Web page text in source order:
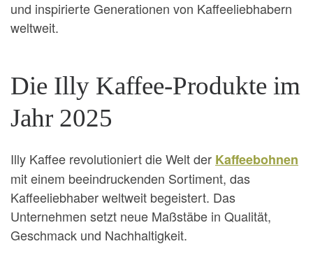
und inspirierte Generationen von Kaffeeliebhabern
weltweit.
Die Illy Kaffee-Produkte im
Jahr 2025
Illy Kaffee revolutioniert die Welt der Kaffeebohnen
mit einem beeindruckenden Sortiment, das
Kaffeeliebhaber weltweit begeistert. Das
Unternehmen setzt neue Maßstäbe in Qualität,
Geschmack und Nachhaltigkeit.